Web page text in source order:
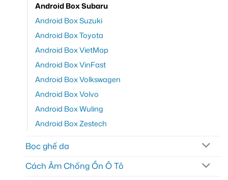
Android Box Subaru
Android Box Suzuki
Android Box Toyota
Android Box VietMap
Android Box VinFast
Android Box Volkswagen
Android Box Volvo
Android Box Wuling
Android Box Zestech
Bọc ghế da
Cách Âm Chống Ồn Ô Tô